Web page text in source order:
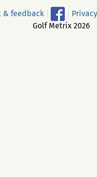
& feedback
Golf Metrix 2026